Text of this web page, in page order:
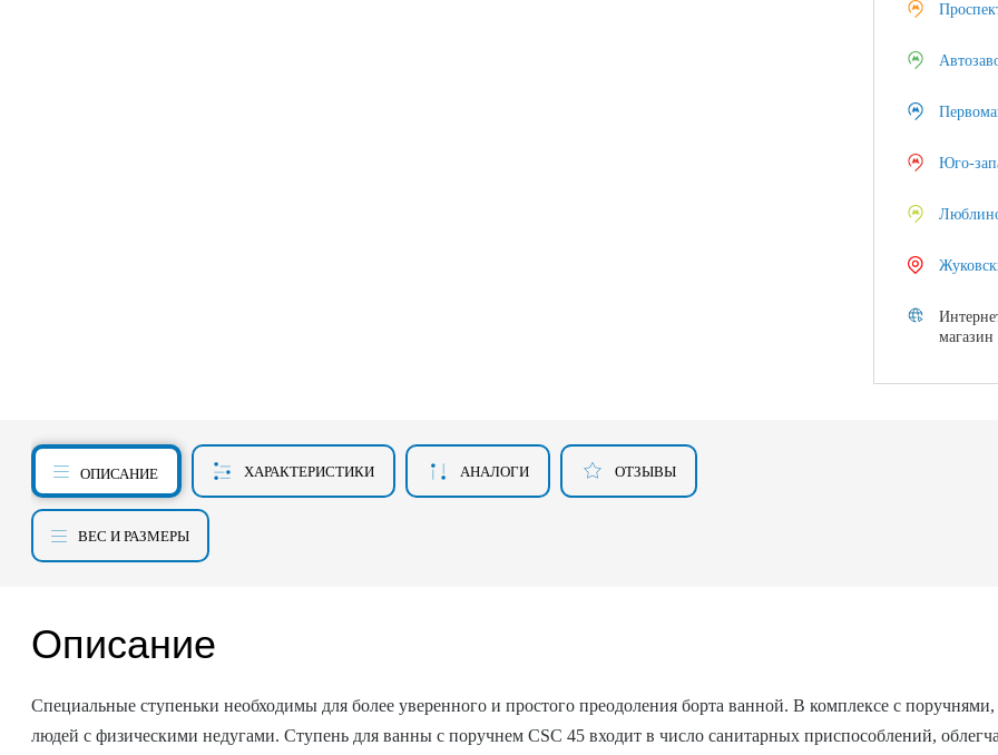
Юго-
магазин
ОПИСАНИЕ ХАРАКТЕРИСТИКИ АНАЛОГИ ОТЗЫВЫ
ВЕС И РАЗМЕРЫ
Описание
Специальные ступеньки необходимы для более уверенного и простого преодоления борта ванной. В комплексе с
людей с физическими недугами. Ступень для ванны с поручнем CSC 45 входит в число санитарных приспособлений,